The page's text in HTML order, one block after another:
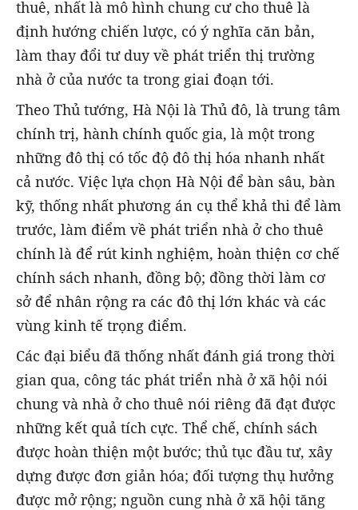
thuê, nhất là mô hình chung cư cho thuê là
định hướng chiến lược, có ý nghĩa căn bản,
làm thay đổi tư duy về phát triển thị trường
nhà ở của nước ta trong giai đoạn tới.
Theo Thủ tướng, Hà Nội là Thủ đô, là trung tâm
chính trị, hành chính quốc gia, là một trong
những đô thị có tốc độ đô thị hóa nhanh nhất
cả nước. Việc lựa chọn Hà Nội để bàn sâu, bàn
kỹ, thống nhất phương án cụ thể khả thi để làm
trước, làm điểm về phát triển nhà ở cho thuê
chính là để rút kinh nghiệm, hoàn thiện cơ chế
chính sách nhanh, đồng bộ; đồng thời làm cơ
sở để nhân rộng ra các đô thị lớn khác và các
vùng kinh tế trọng điểm.
Các đại biểu đã thống nhất đánh giá trong thời
gian qua, công tác phát triển nhà ở xã hội nói
chung và nhà ở cho thuê nói riêng đã đạt được
những kết quả tích cực. Thể chế, chính sách
được hoàn thiện một bước; thủ tục đầu tư, xây
dựng được đơn giản hóa; đối tượng thụ hưởng
được mở rộng; nguồn cung nhà ở xã hội tăng